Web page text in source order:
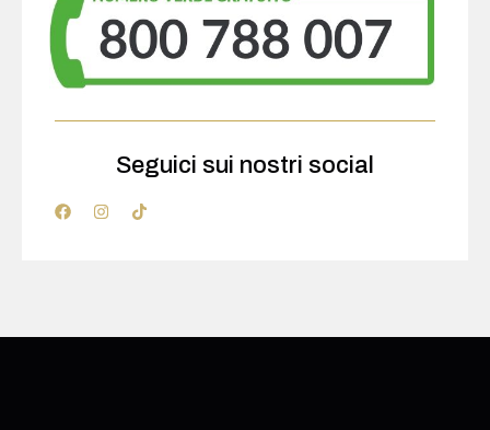
Seguici sui nostri social